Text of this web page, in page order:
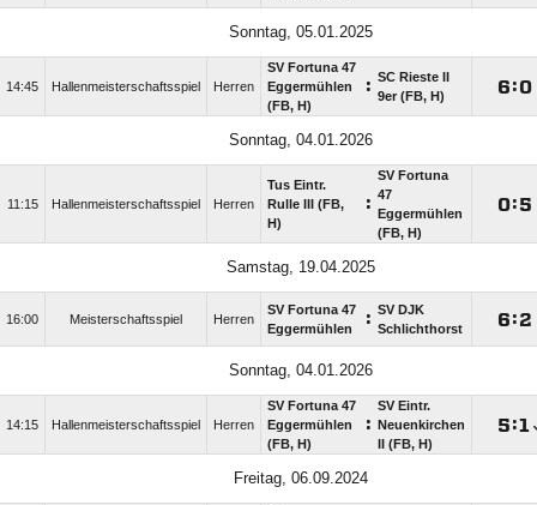
Sonntag, 05.01.2025
14:45 Hallenmeisterschaftsspiel Herren
SV Fortuna 47
Eggermühlen
(FB, H)
: SC Rieste II
9er (FB, H)
:
Sonntag, 04.01.2026
11:15 Hallenmeisterschaftsspiel Herren
Tus Eintr.
Rulle III (FB,
H)
:
SV Fortuna
47
Eggermühlen
(FB, H)
:
Samstag, 19.04.2025
16:00 Meisterschaftsspiel Herren
SV Fortuna 47
Eggermühlen
: SV DJK
Schlichthorst
:
Sonntag, 04.01.2026
14:15 Hallenmeisterschaftsspiel Herren
SV Fortuna 47
Eggermühlen
(FB, H)
:
SV Eintr.
Neuenkirchen
II (FB, H)
:
Freitag, 06.09.2024